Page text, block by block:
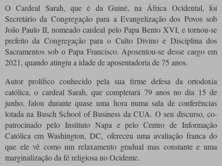
O Cardeal Sarah, que é da Guiné, na África Ocidental, foi
Secretário da Congregação para a Evangelização dos Povos sob
João Paulo II, nomeado cardeal pelo Papa Bento XVI, e tornou-se
prefeito da Congregação para o Culto Divino e Disciplina dos
Sacramentos sob o Papa Francisco. Aposentou-se desse cargo em
2021, quando atingiu a idade de aposentadoria de 75 anos.
Autor prolífico conhecido pela sua firme defesa da ortodoxia
católica, o cardeal Sarah, que completará 79 anos no dia 15 de
junho, falou durante quase uma hora numa sala de conferências
lotada na Busch School of Business da CUA. O seu discurso, co-
patrocinado pelo Instituto Napa e pelo Centro de Informação
Católica em Washington, DC, ofereceu uma avaliação franca do
que ele vê como um relaxamento gradual mas constante e uma
marginalização da fé religiosa no Ocidente.